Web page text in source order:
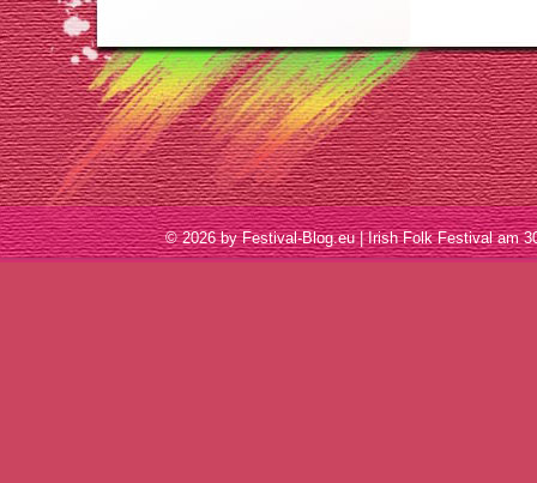
© 2026 by Festival-Blog.eu | Irish Folk Festival am